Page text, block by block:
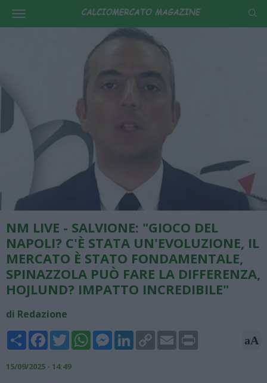
NM LIVE - SALVIONE: "GIOCO DEL
NAPOLI? C'È STATA UN'EVOLUZIONE, IL
MERCATO È STATO FONDAMENTALE,
SPINAZZOLA PUÒ FARE LA DIFFERENZA,
HOJLUND? IMPATTO INCREDIBILE"
di Redazione
Share FacebookTwitterWhatsAppMessengerLinkedInCopy
Link
Email aA
15/09/2025 - 14:49